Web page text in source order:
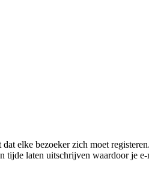
elke bezoeker zich moet
tijde laten uitschrijven waardoor je